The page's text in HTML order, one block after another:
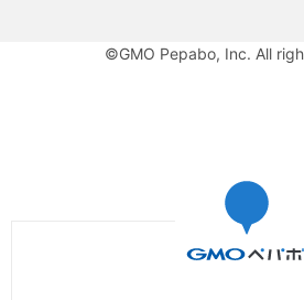
©GMO Pepabo, Inc. All